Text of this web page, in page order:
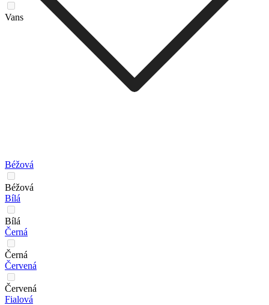
Vans
Béžová
Béžová
Bílá
Bílá
Černá
Černá
Červená
Červená
Fialová